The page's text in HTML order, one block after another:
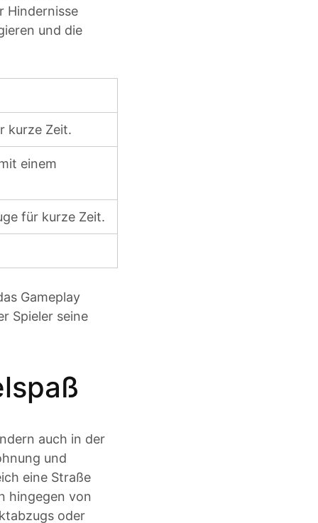
Hindernisse
und die
kurze Zeit.
einem
für kurze Zeit.
Gameplay
Spieler seine
auch in der
und
eine Straße
hingegen von
oder